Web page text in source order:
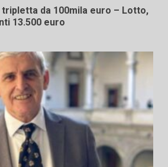
da 100mila euro – Lotto,
13.500 euro